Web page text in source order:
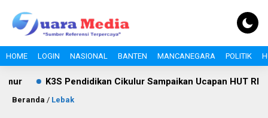
HOME LOGIN NASIONAL BANTEN MANCANEGARA POLITIK
K3S Pendidikan Cikulur Sampaikan Ucapan HUT RI ke-81,
Beranda / Lebak